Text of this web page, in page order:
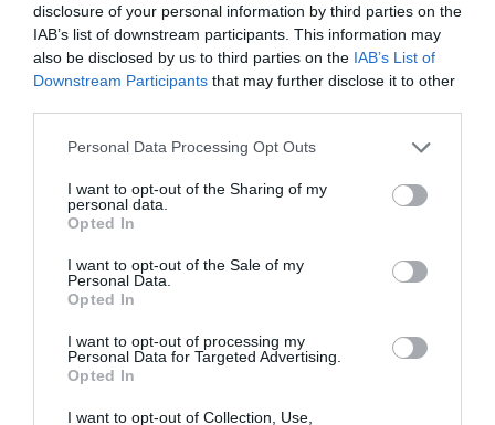
disclosure of your personal information by third parties on the
IAB’s list of downstream participants. This information may
also be disclosed by us to third parties on the IAB’s List of
Downstream Participants that may further disclose it to other
Please note that this website/app uses one or more Google
not limited to your visit or usage behaviour. You may click to
grant or deny consent to Google and its third-party tags to
use your data for below specified purposes in below Google
consent section.
Personal Data Processing Opt Outs
I want to opt-out of the Sharing of my
personal data.
Opted In
I want to opt-out of the Sale of my
Personal Data.
Opted In
I want to opt-out of processing my
Personal Data for Targeted Advertising.
Opted In
I want to opt-out of Collection, Use,
ΔΕΙΤΕ ΤΗΝ ΚΙΝΗΣΗ ΣΤΟΥΣ ΔΡΌΜΟΥΣ
Κίνηση Τώρα: Live Χάρτης Αθήνας